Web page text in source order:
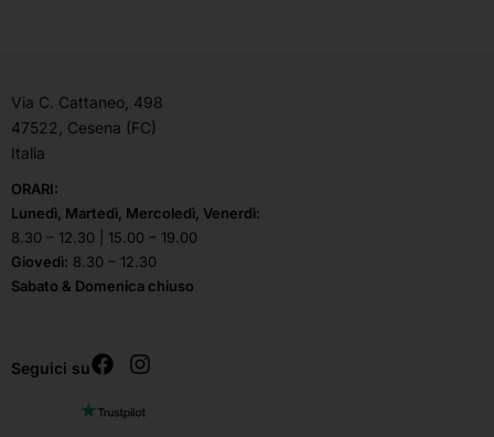
Via C. Cattaneo, 498
47522, Cesena (FC)
Italia
ORARI:
Lunedì, Martedì, Mercoledì, Venerdì:
8.30 – 12.30 | 15.00 – 19.00
Giovedì: 8.30 – 12.30
Sabato & Domenica chiuso
Seguici su